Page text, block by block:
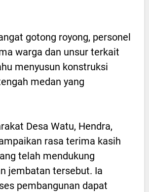
gotong royong, personel
warga dan unsur terkait
menyusun konstruksi
medan yang
Desa Watu, Hendra,
rasa terima kasih
telah mendukung
jembatan tersebut. Ia
pembangunan dapat